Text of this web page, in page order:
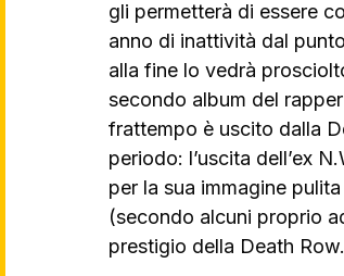
gli permetterà di essere
anno di inattività dal
alla fine lo vedrà
secondo album del
frattempo è uscito dalla
periodo: l’uscita dell’ex
per la sua immagine
(secondo alcuni proprio
prestigio della Death Row.